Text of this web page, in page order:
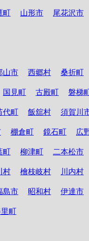
町 山形市 尾花沢市
山市 西郷村 桑折町
国見町 古殿町 磐梯
代町 飯舘村 須賀川
棚倉町 鏡石町 広
町 柳津町 二本松市
村 檜枝岐村 川内村
島市 昭和村 伊達市
町